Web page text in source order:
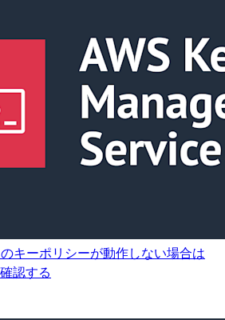
キーポリシーが動作しない場合は
認する